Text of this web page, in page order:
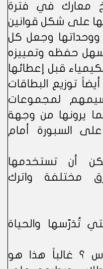
معارك في فترة
على شكل قوانين
ووحداتها وجعل كل
حفظه وتمييزه
قبل إعطائها
توزيع البطاقات
لمجموعات
يرونها من وجهة
السبورة أمام
أن تستخدمها
مختلفة واترك
تُدَرّسها والحياة
؟ غالباً هذا هو